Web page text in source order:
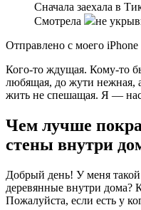
Сначала заехала в
Смотрела
не
Отправлено с моего iPhone
Кого-то ждущая. Кому-то
любящая, до жути нежная, а
жить не спешащая. Я —
Чем лучше
стены внутри
Добрый день! У меня
деревянные внутри дома?
Пожалуйста, если есть у